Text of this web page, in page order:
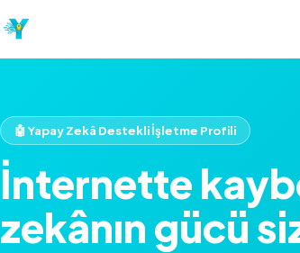
🤖 Yapay Zekâ Destekli İşletme Profili
İnternette
zekânın gücü